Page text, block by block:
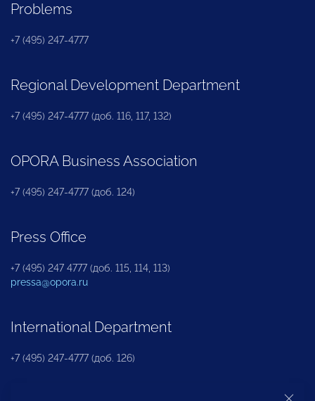
Problems
+7 (495) 247-4777
Regional Development Department
+7 (495) 247-4777 (доб. 116, 117, 132)
OPORA Business Association
+7 (495) 247-4777 (доб. 124)
Press Office
+7 (495) 247 4777 (доб. 115, 114, 113)
pressa@opora.ru
International Department
+7 (495) 247-4777 (доб. 126)